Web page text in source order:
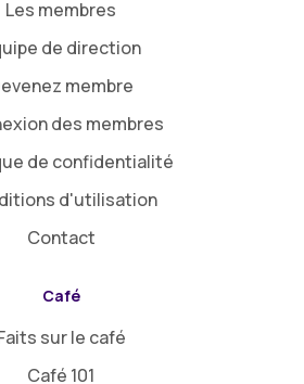
Les membres
de direction
membre
des membres
de confidentialité
d'utilisation
Contact
Café
sur le café
Café 101